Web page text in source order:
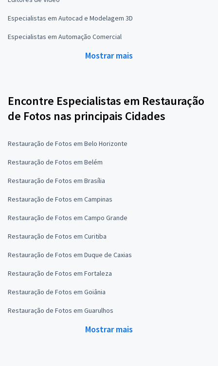
Especialistas em Autocad e Modelagem 3D
Especialistas em Automação Comercial
Mostrar mais
Encontre Especialistas em Restauração
de Fotos nas principais Cidades
Restauração de Fotos em Belo Horizonte
Restauração de Fotos em Belém
Restauração de Fotos em Brasília
Restauração de Fotos em Campinas
Restauração de Fotos em Campo Grande
Restauração de Fotos em Curitiba
Restauração de Fotos em Duque de Caxias
Restauração de Fotos em Fortaleza
Restauração de Fotos em Goiânia
Restauração de Fotos em Guarulhos
Mostrar mais